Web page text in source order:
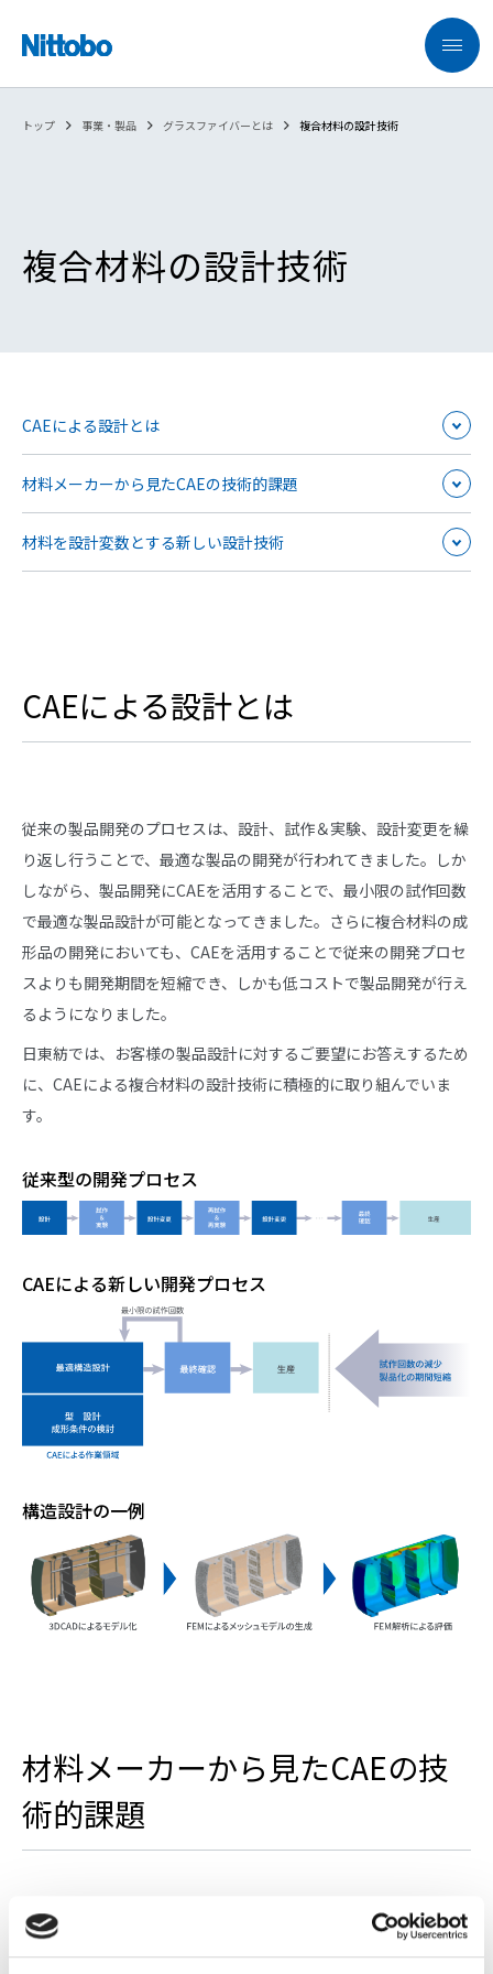
トップ 事業・製品 グラスファイバーとは 複合材料の設計技術
複合材料の設計技術
CAEによる設計とは
材料メーカーから見たCAEの技術的課題
材料を設計変数とする新しい設計技術
CAEによる設計とは
従来の製品開発のプロセスは、設計、試作＆実験、設計変更を繰
り返し行うことで、最適な製品の開発が行われてきました。しか
しながら、製品開発にCAEを活用することで、最小限の試作回数
で最適な製品設計が可能となってきました。さらに複合材料の成
形品の開発においても、CAEを活用することで従来の開発プロセ
スよりも開発期間を短縮でき、しかも低コストで製品開発が行え
るようになりました。
日東紡では、お客様の製品設計に対するご要望にお答えするため
に、CAEによる複合材料の設計技術に積極的に取り組んでいま
す。
従来型の開発プロセス
CAEによる新しい開発プロセス
構造設計の一例
材料メーカーから見たCAEの技
術的課題
日東紡が提案するCAEによる新しい複合材料の設計技術をご説明